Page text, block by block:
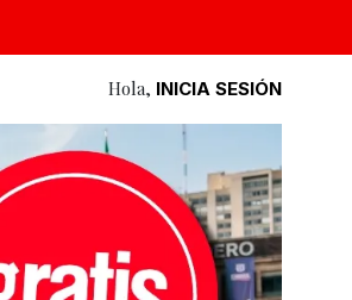
Hola, INICIA SESIÓN